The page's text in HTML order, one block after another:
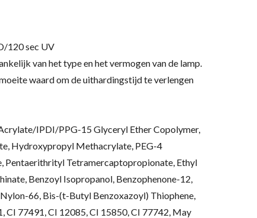
120 sec UV
van het type en het vermogen van de lamp.
waard om de uithardingstijd te verlengen
IPDI/PPG-15 Glyceryl Ether Copolymer,
Hydroxypropyl Methacrylate, PEG-4
Pentaerithrityl Tetramercaptopropionate, Ethyl
Benzoyl Isopropanol, Benzophenone-12,
66, Bis-(t-Butyl Benzoxazoyl) Thiophene,
CI 77491, CI 12085, CI 15850, CI 77742, May